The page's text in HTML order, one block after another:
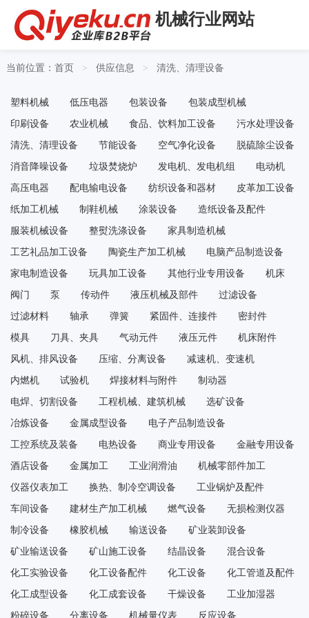
机械行业网站
当前位置： 首页 > 供应信息 > 清洗、清理设备
塑料机械 低压电器 包装设备
包装成型机械
印刷设备
农业机械 食品、饮料加工设备
污水处理设备
清洗、清理设备
节能设备 空气净化设备
脱硫除尘设备
消音降噪设备
垃圾焚烧炉 发电机、发电机组
电动机
高压电器
配电输电设备 纺织设备和器材
皮革加工设备
纸加工机械
制鞋机械 涂装设备
造纸设备及配件
服装机械设备
整熨洗涤设备
家具制造机械
工艺礼品加工设备
陶瓷生产加工机械
电脑产品制造设备
家电制造设备
玩具加工设备 其他行业专用设备
机床
阀门
泵 传动件 液压机械及部件
过滤设备
过滤材料
轴承 弹簧 紧固件、连接件
密封件
模具
刀具、夹具 气动元件 液压元件
机床附件
风机、排风设备
压缩、分离设备
减速机、变速机
内燃机
试验机 焊接材料与附件
制动器
电焊、切割设备
工程机械、建筑机械
选矿设备
冶炼设备
金属成型设备
电子产品制造设备
工控系统及装备
电热设备 商业专用设备
金融专用设备
酒店设备
金属加工 工业润滑油
机械零部件加工
仪器仪表加工
换热、制冷空调设备
工业锅炉及配件
车间设备
建材生产加工机械 燃气设备
无损检测仪器
制冷设备
橡胶机械 输送设备
矿业装卸设备
矿业输送设备
矿山施工设备 结晶设备
混合设备
化工实验设备
化工设备配件 化工设备
化工管道及配件
化工成型设备
化工成套设备 干燥设备
工业加湿器
粉碎设备
分离设备 机械量仪表 反应设备